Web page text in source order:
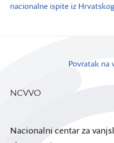
nacionalne ispite iz
Povratak na
NCVVO
Nacionalni centar za